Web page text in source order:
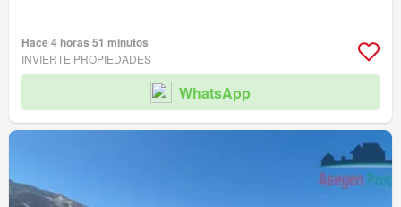
Hace 4 horas 51 minutos
INVIERTE PROPIEDADES
WhatsApp